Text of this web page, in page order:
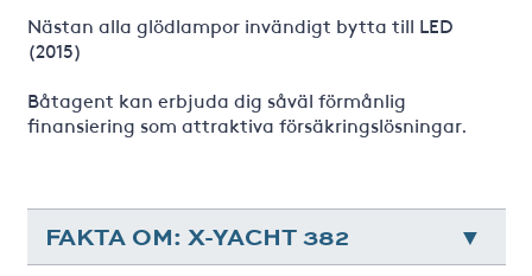
Nästan alla glödlampor invändigt bytta till LED
(2015)
Båtagent kan erbjuda dig såväl förmånlig
finansiering som attraktiva försäkringslösningar.
FAKTA OM: X-YACHT 382